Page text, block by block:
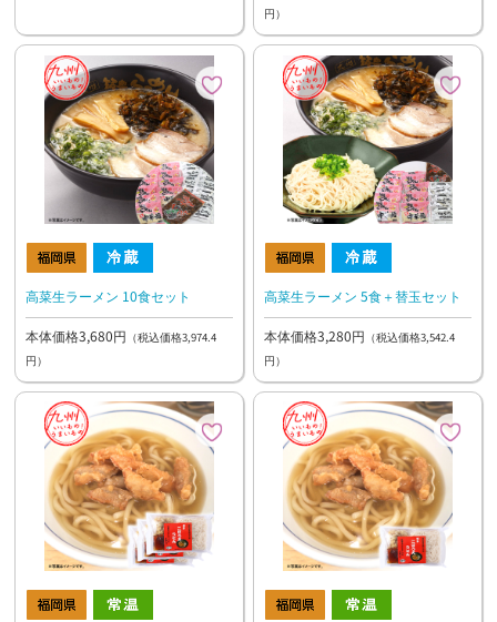
円）
高菜生ラーメン 10食セット
本体価格3,680円 （税込価格3,974.4
円）
高菜生ラーメン 5食＋替玉セット
本体価格3,280円 （税込価格3,542.4
円）